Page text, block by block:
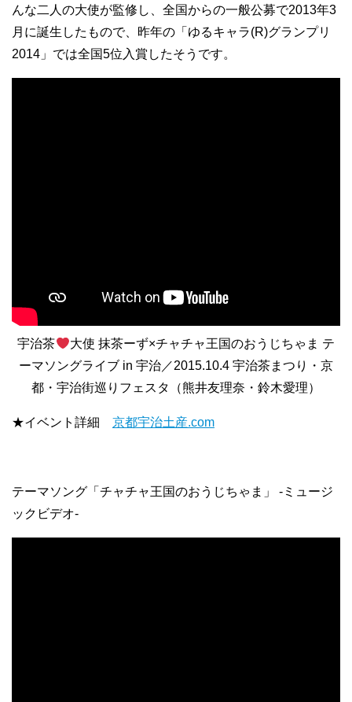
んな二人の大使が監修し、全国からの一般公募で2013年3
月に誕生したもので、昨年の「ゆるキャラ(R)グランプリ
2014」では全国5位入賞したそうです。
宇治茶
大使 抹茶ーず×チャチャ王国のおうじちゃま テ
ーマソングライブ in 宇治／2015.10.4 宇治茶まつり・京
都・宇治街巡りフェスタ（熊井友理奈・鈴木愛理）
★イベント詳細 京都宇治土産.com
テーマソング「チャチャ王国のおうじちゃま」 -ミュージ
ックビデオ-